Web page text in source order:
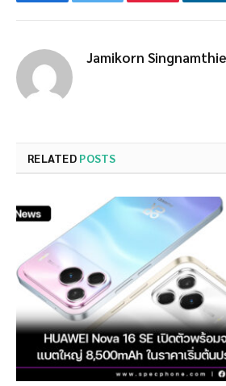
Jamikorn
RELATED POSTS